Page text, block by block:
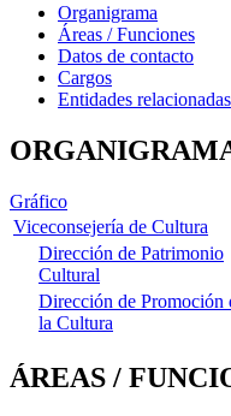
Organigrama
Áreas / Funciones
Datos de contacto
Cargos
Entidades relacionadas
Gráfico
Viceconsejería de Cultura
Dirección de Patrimonio
Cultural
Dirección de Promoción
la Cultura
ÁREAS /